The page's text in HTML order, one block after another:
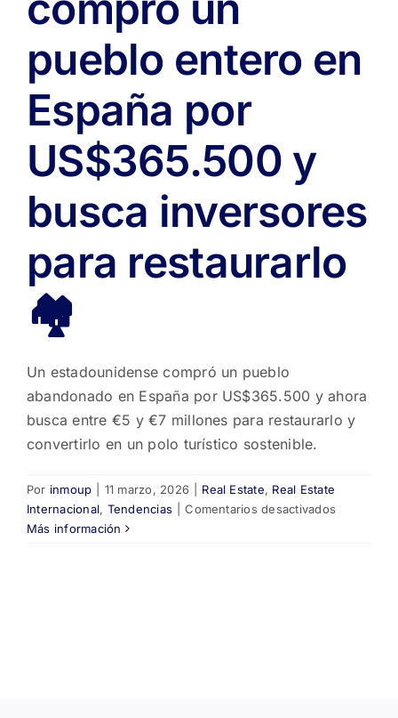
pueblo entero en
España por
US$365.500 y
busca inversores
para restaurarlo
🏘️
Un estadounidense compró un pueblo
abandonado en España por US$365.500 y ahora
busca entre €5 y €7 millones para restaurarlo y
convertirlo en un polo turístico sostenible.
Por inmoup 11 marzo, 2026 Real Estate, Real Estate
Internacional, Tendencias Comentarios desactivados
Más información